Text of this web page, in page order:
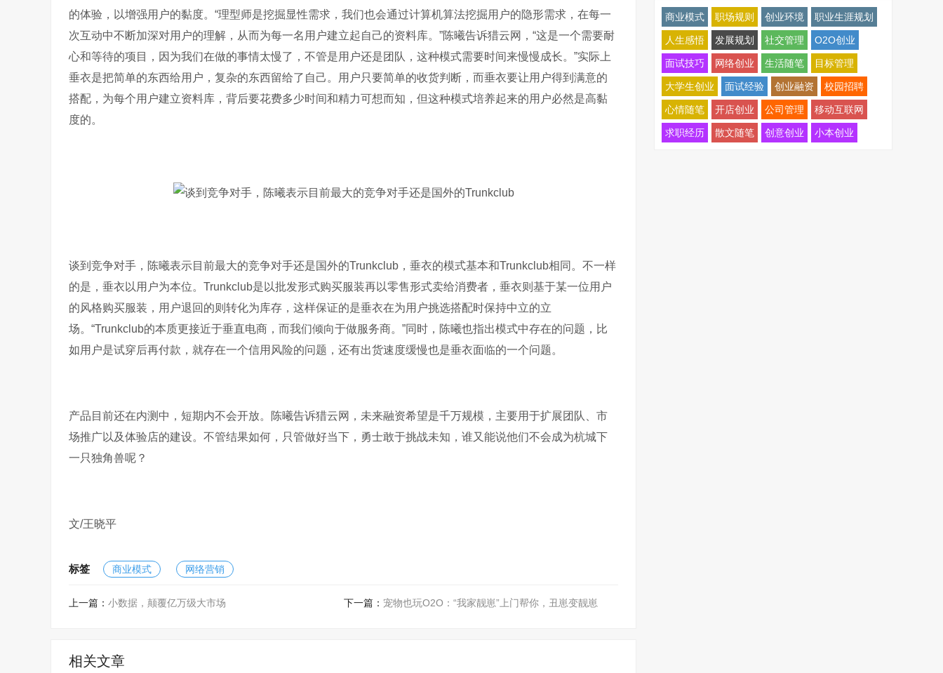
的体验，以增强用户的黏度。“理型师是挖掘显性需求，我们也会通过计算机算法挖掘用户的隐形需求，在每一
次互动中不断加深对用户的理解，从而为每一名用户建立起自己的资料库。”陈曦告诉猎云网，“这是一个需要耐
心和等待的项目，因为我们在做的事情太慢了，不管是用户还是团队，这种模式需要时间来慢慢成长。”实际上
垂衣是把简单的东西给用户，复杂的东西留给了自己。用户只要简单的收货判断，而垂衣要让用户得到满意的
搭配，为每个用户建立资料库，背后要花费多少时间和精力可想而知，但这种模式培养起来的用户必然是高黏
度的。
谈到竞争对手，陈曦表示目前最大的竞争对手还是国外的Trunkclub，垂衣的模式基本和Trunkclub相同。不一样
的是，垂衣以用户为本位。Trunkclub是以批发形式购买服装再以零售形式卖给消费者，垂衣则基于某一位用户
的风格购买服装，用户退回的则转化为库存，这样保证的是垂衣在为用户挑选搭配时保持中立的立
场。“Trunkclub的本质更接近于垂直电商，而我们倾向于做服务商。”同时，陈曦也指出模式中存在的问题，比
如用户是试穿后再付款，就存在一个信用风险的问题，还有出货速度缓慢也是垂衣面临的一个问题。
产品目前还在内测中，短期内不会开放。陈曦告诉猎云网，未来融资希望是千万规模，主要用于扩展团队、市
场推广以及体验店的建设。不管结果如何，只管做好当下，勇士敢于挑战未知，谁又能说他们不会成为杭城下
一只独角兽呢？
文/王晓平
标签 商业模式 网络营销
上一篇： 小数据，颠覆亿万级大市场 下一篇： 宠物也玩O2O：“我家靓崽”上门帮你，丑崽变靓崽
相关文章
商业模式 职场规则 创业环境 职业生涯规划
人生感悟 发展规划 社交管理 O2O创业
面试技巧 网络创业 生活随笔 目标管理
大学生创业 面试经验 创业融资 校园招聘
心情随笔 开店创业 公司管理 移动互联网
求职经历 散文随笔 创意创业 小本创业